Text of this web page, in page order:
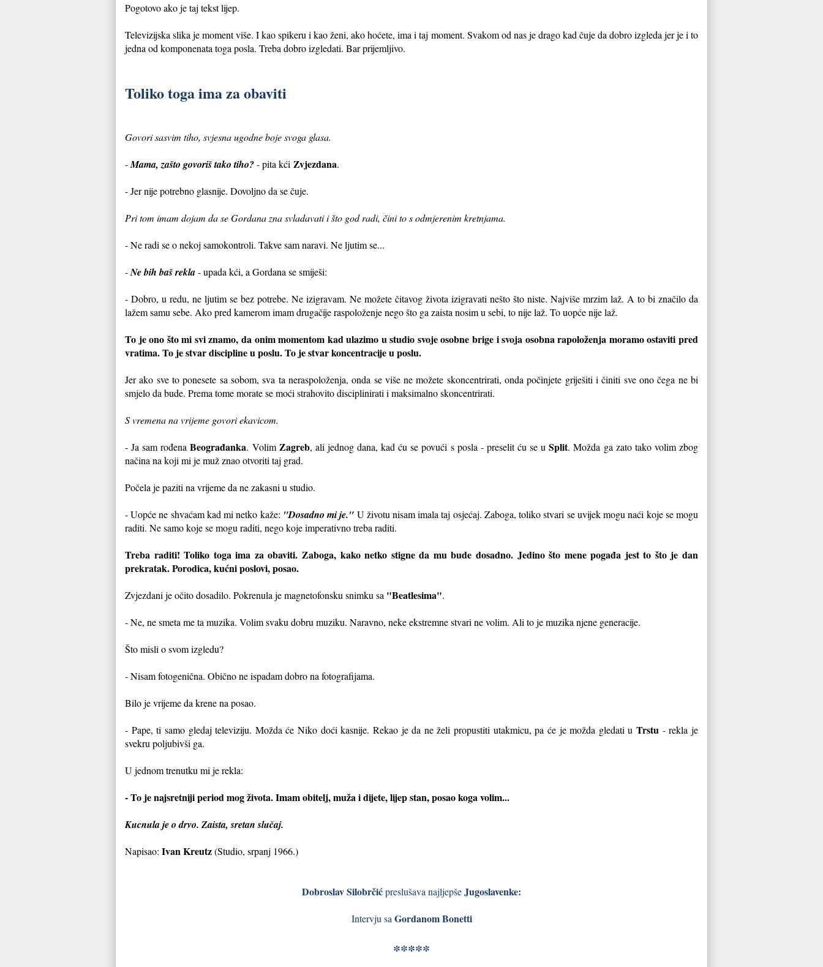
Pogotovo ako je taj tekst lijep.
Televizijska slika je moment više. I kao spikeru i kao ženi, ako hoćete, ima i taj moment. Svakom od nas je drago kad čuje da dobro izgleda jer je i to
jedna od komponenata toga posla. Treba dobro izgledati. Bar prijemljivo.
Toliko toga ima za obaviti
Govori sasvim tiho, svjesna ugodne boje svoga glasa.
-Mama, zašto govoriš tako tiho?- pita kći Zvjezdana.
- Jer nije potrebno glasnije. Dovoljno da se čuje.
Pri tom imam dojam da se Gordana zna svladavati i što god radi, čini to s odmjerenim kretnjama.
- Ne radi se o nekoj samokontroli. Takve sam naravi. Ne ljutim se...
-Ne bih baš rekla- upada kći, a Gordana se smiješi:
- Dobro, u redu, ne ljutim se bez potrebe. Ne izigravam. Ne možete čitavog života izigravati nešto što niste. Najviše mrzim laž. A to bi značilo da
lažem samu sebe. Ako pred kamerom imam drugačije raspoloženje nego što ga zaista nosim u sebi, to nije laž. To uopće nije laž.
To je ono što mi svi znamo, da onim momentom kad ulazimo u studio svoje osobne brige i svoja osobna rapoloženja moramo ostaviti pred
vratima. To je stvar discipline u poslu. To je stvar koncentracije u poslu.
Jer ako sve to ponesete sa sobom, sva ta neraspoloženja, onda se više ne možete skoncentrirati, onda počinjete griješiti i činiti sve ono čega ne bi
smjelo da bude. Prema tome morate se moći strahovito disciplinirati i maksimalno skoncentrirati.
S vremena na vrijeme govori ekavicom.
- Ja sam rođenaBeograđanka. Volim Zagreb, ali jednog dana, kad ću se povući s posla - preselit ću se uSplit. Možda ga zato tako volim zbog
načina na koji mi je muž znao otvoriti taj grad.
Počela je paziti na vrijeme da ne zakasni u studio.
- Uopće ne shvaćam kad mi netko kaže: "Dosadno mi je." U životu nisam imala taj osjećaj. Zaboga, toliko stvari se uvijek mogu naći koje se mogu
raditi. Ne samo koje se mogu raditi, nego koje imperativno treba raditi.
Treba raditi! Toliko toga ima za obaviti. Zaboga, kako netko stigne da mu bude dosadno. Jedino što mene pogađa jest to što je dan
prekratak. Porodica, kućni poslovi, posao.
Zvjezdani je očito dosadilo. Pokrenula je magnetofonsku snimku sa "Beatlesima".
- Ne, ne smeta me ta muzika. Volim svaku dobru muziku. Naravno, neke ekstremne stvari ne volim. Ali to je muzika njene generacije.
Što misli o svom izgledu?
- Nisam fotogenična. Obično ne ispadam dobro na fotografijama.
Bilo je vrijeme da krene na posao.
- Pape, ti samo gledaj televiziju. Možda će Niko doći kasnije. Rekao je da ne želi propustiti utakmicu, pa će je možda gledati uTrstu - rekla je
svekru poljubivši ga.
U jednom trenutku mi je rekla:
- To je najsretniji period mog života. Imam obitelj, muža i dijete, lijep stan, posao koga volim...
Kucnula je o drvo. Zaista, sretan slučaj.
Napisao: Ivan Kreutz(Studio, srpanj 1966.)
Dobroslav Silobrčićpreslušava najljepšeJugoslavenke:
Intervju sa Gordanom Bonetti
*****